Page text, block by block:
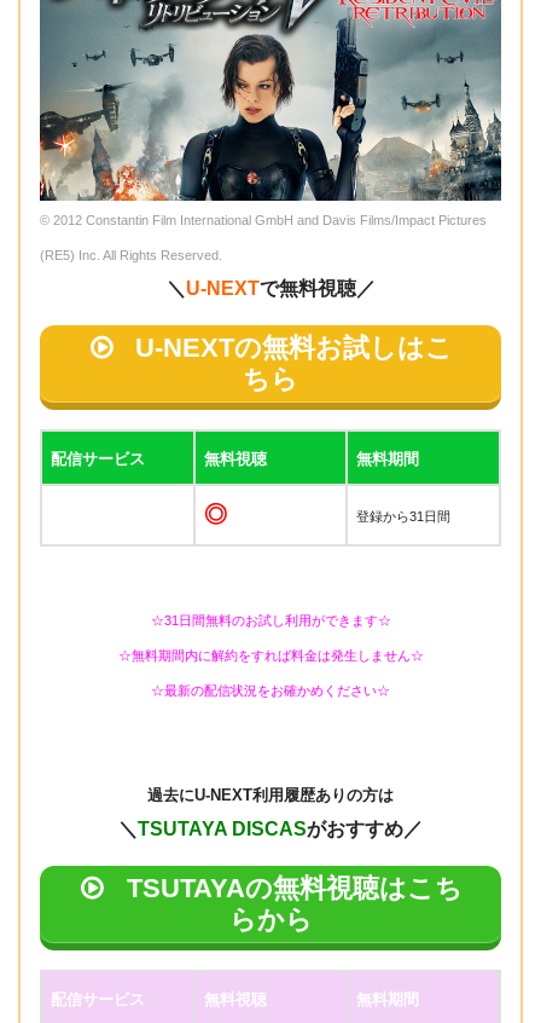
© 2012 Constantin Film International GmbH and Davis Films/Impact Pictures
(RE5) Inc. All Rights Reserved.
＼ U-NEXTで無料視聴／
U-NEXTの無料お試しはこ
ちら
配信サービス 無料視聴 無料期間
◎ 登録から31日間
☆31日間無料のお試し利用ができます☆
☆無料期間内に解約をすれば料金は発生しません☆
☆最新の配信状況をお確かめください☆
過去にU-NEXT利用履歴ありの方は
＼TSUTAYA DISCASがおすすめ／
TSUTAYAの無料視聴はこち
らから
配信サービス 無料視聴 無料期間